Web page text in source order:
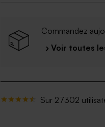
Commandez
› Voir toutes
Sur 27302